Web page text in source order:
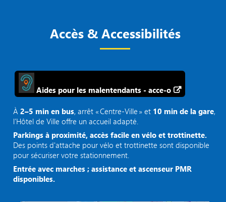
Accès & Accessibilités
Aides pour les malentendants - acce-o
À2–5 min en bus, arrêt « Centre‑Ville » et 10 min de la gare,
l’Hôtel de Ville offre un accueil adapté.
Parkings à proximité, accès facile en vélo et trottinette.
Des points d'attache pour vélo et trottinette sont disponible
pour sécuriser votre stationnement.
Entrée avec marches ; assistance et ascenseur PMR
disponibles.